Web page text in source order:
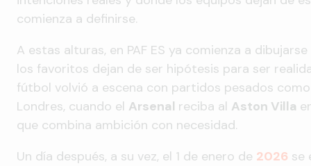
comienza a definirse.
A estas alturas, en PAF ES ya comienza a
los favoritos dejan de ser hipótesis para ser
fútbol volvió a escena con partidos pesados
Londres, cuando el Arsenal reciba al Aston Villa
que combina ambición con necesidad.
Un día después, a su vez, el 1 de enero de 2026 se